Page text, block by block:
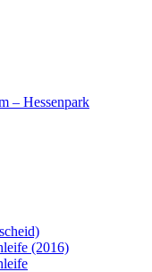
– Hessenpark
(2016)